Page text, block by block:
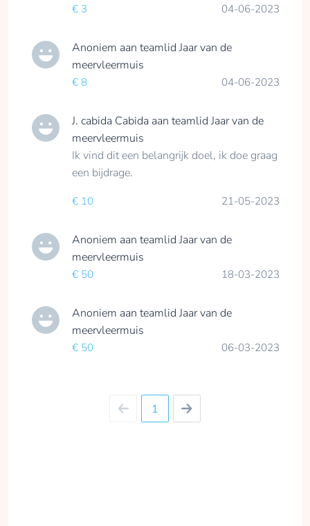
€ 3 04-06-2023
Anoniem aan teamlid Jaar van de
meervleermuis
€ 8 04-06-2023
J. cabida Cabida aan teamlid Jaar van de
meervleermuis
Ik vind dit een belangrijk doel, ik doe graag
een bijdrage.
€ 10 21-05-2023
Anoniem aan teamlid Jaar van de
meervleermuis
€ 50 18-03-2023
Anoniem aan teamlid Jaar van de
meervleermuis
€ 50 06-03-2023
1